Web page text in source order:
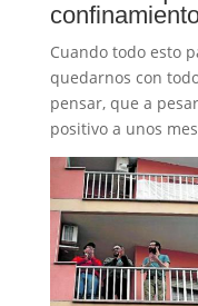
Cuando todo esto
quedarnos con
pensar, que a
positivo a unos